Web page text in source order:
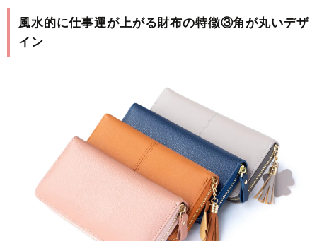
風水的に仕事運が上がる財布の特徴③角が丸いデザ
イン